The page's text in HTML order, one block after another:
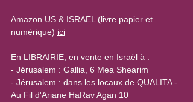
Amazon US & ISRAEL (livre papier et
numérique) ici
En LIBRAIRIE, en vente en Israël à :
- Jérusalem : Gallia, 6 Mea Shearim
- Jérusalem : dans les locaux de QUALITA -
Au Fil d'Ariane HaRav Agan 10